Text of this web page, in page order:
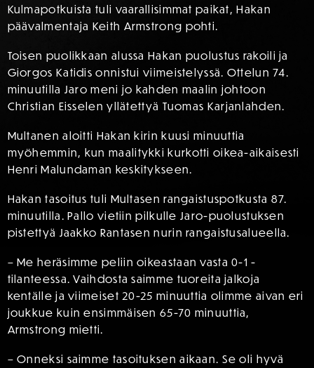
Kulmapotkuista tuli vaarallisimmat paikat, Hakan
päävalmentaja Keith Armstrong pohti.
Toisen puolikkaan alussa Hakan puolustus rakoili ja
Giorgos Katidis onnistui viimeistelyssä. Ottelun 74.
minuutilla Jaro meni jo kahden maalin johtoon
Christian Eisselen yllätettyä Tuomas Karjanlahden.
Multanen aloitti Hakan kirin kuusi minuuttia
myöhemmin, kun maalitykki kurkotti oikea-aikaisesti
Henri Malundaman keskitykseen.
Hakan tasoitus tuli Multasen rangaistuspotkusta 87.
minuutilla. Pallo vietiin pilkulle Jaro-puolustuksen
pistettyä Jaakko Rantasen nurin rangaistusalueella.
– Me heräsimme peliin oikeastaan vasta 0-1 -
tilanteessa. Vaihdosta saimme tuoreita jalkoja
kentälle ja viimeiset 20-25 minuuttia olimme aivan eri
joukkue kuin ensimmäisen 65-70 minuuttia,
Armstrong mietti.
– Onneksi saimme tasoituksen aikaan. Se oli hyvä